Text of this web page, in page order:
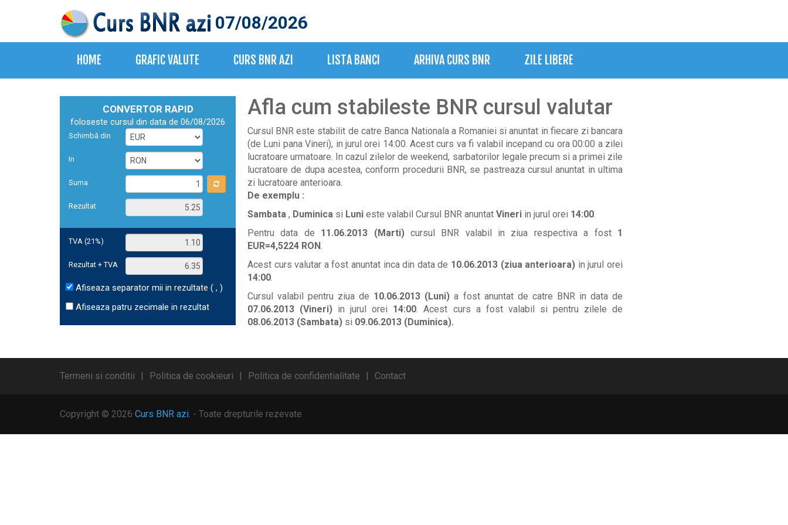
07/08/2026
HOME GRAFIC VALUTE CURS BNR AZI LISTA BANCI ARHIVA CURS BNR ZILE LIBERE
Afla cum stabileste BNR cursul valutar
Cursul BNR este stabilit de catre Banca Nationala a Romaniei si anuntat in fiecare zi bancara
(de Luni pana Vineri), in jurul orei 14:00. Acest curs va fi valabil incepand cu ora 00:00 a zilei
lucratoare urmatoare. In cazul zilelor de weekend, sarbatorilor legale precum si a primei zile
lucratoare de dupa acestea, conform procedurii BNR, se pastreaza cursul anuntat in ultima
zi lucratoare anterioara.
De exemplu :
Sambata , Duminica si Luni este valabil Cursul BNR anuntat Vineri in jurul orei 14:00.
Pentru data de 11.06.2013 (Marti)cursul BNR valabil in ziua respectiva a fost 1
EUR=4,5224 RON.
Acest curs valutar a fost anuntat inca din data de 10.06.2013 (ziua anterioara) in jurul orei
14:00.
Cursul valabil pentru ziua de 10.06.2013 (Luni) a fost anuntat de catre BNR in data de
07.06.2013 (Vineri) in jurul orei 14:00. Acest curs a fost valabil si pentru zilele de
08.06.2013 (Sambata) si 09.06.2013 (Duminica).
CONVERTOR RAPID
foloseste cursul din data de 06/08/2026
Schimbă din
In
Suma
Rezultat
TVA (21%)
Rezultat + TVA
Afiseaza separator mii in rezultate ( , )
Afiseaza patru zecimale in rezultat
Termeni si conditii Politica de cookieuri Politica de confidentialitate Contact
Copyright © 2026 Curs BNR azi. - Toate drepturile rezevate